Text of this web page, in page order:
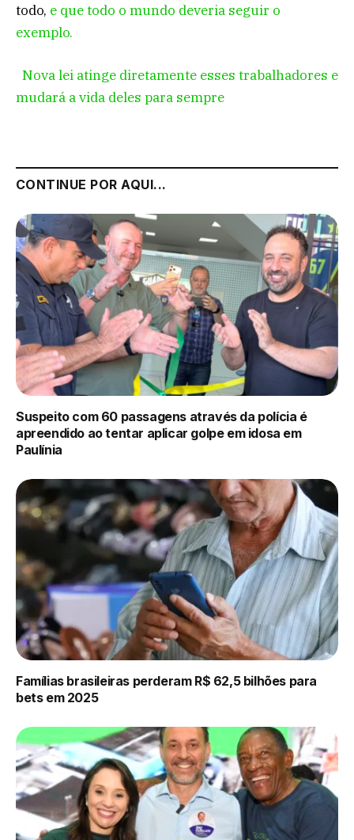
todo, e que todo o mundo deveria seguir o
exemplo.
Nova lei atinge diretamente esses trabalhadores e
mudará a vida deles para sempre
CONTINUE POR AQUI...
Suspeito com 60 passagens através da polícia é
apreendido ao tentar aplicar golpe em idosa em
Paulínia
Famílias brasileiras perderam R$ 62,5 bilhões para
bets em 2025